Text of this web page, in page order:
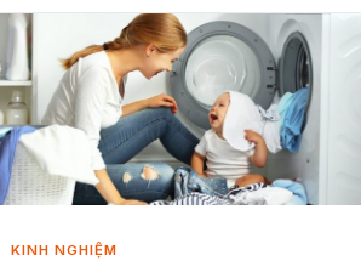
KINH NGHIỆM